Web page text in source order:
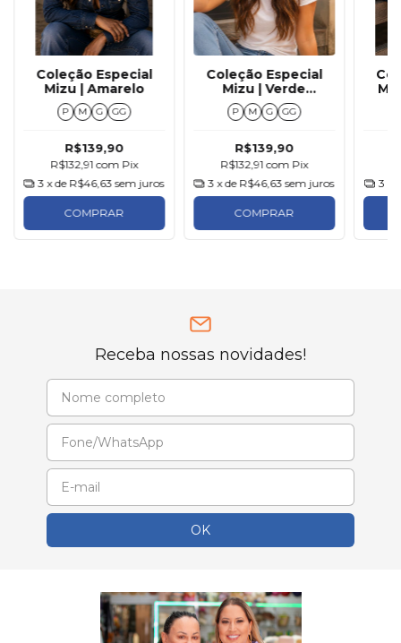
Coleção Especial
Mizu | Amarelo
P M G GG
R$139,90
R$132,91com Pix
3 x de R$46,63 sem juros
COMPRAR
Coleção Especial
Mizu | Verde
Bandeira
P M G GG
R$139,90
R$132,91com Pix
3 x de R$46,63 sem juros
COMPRAR
3
Receba nossas novidades!